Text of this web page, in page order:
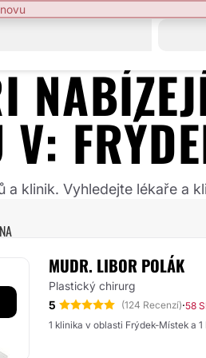
V:
a klinik. Vyhledejte lékaře a
MUDR. LIBOR POLÁK
Plastický chirurg
5
(124 Recenzí)·58
1 klinika v oblasti Frýdek-Místek a